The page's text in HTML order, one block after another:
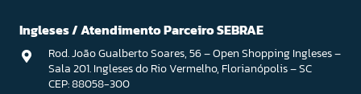
Ingleses / Atendimento Parceiro SEBRAE
Rod. João Gualberto Soares, 56 – Open Shopping Ingleses –
Sala 201. Ingleses do Rio Vermelho, Florianópolis – SC
CEP: 88058-300